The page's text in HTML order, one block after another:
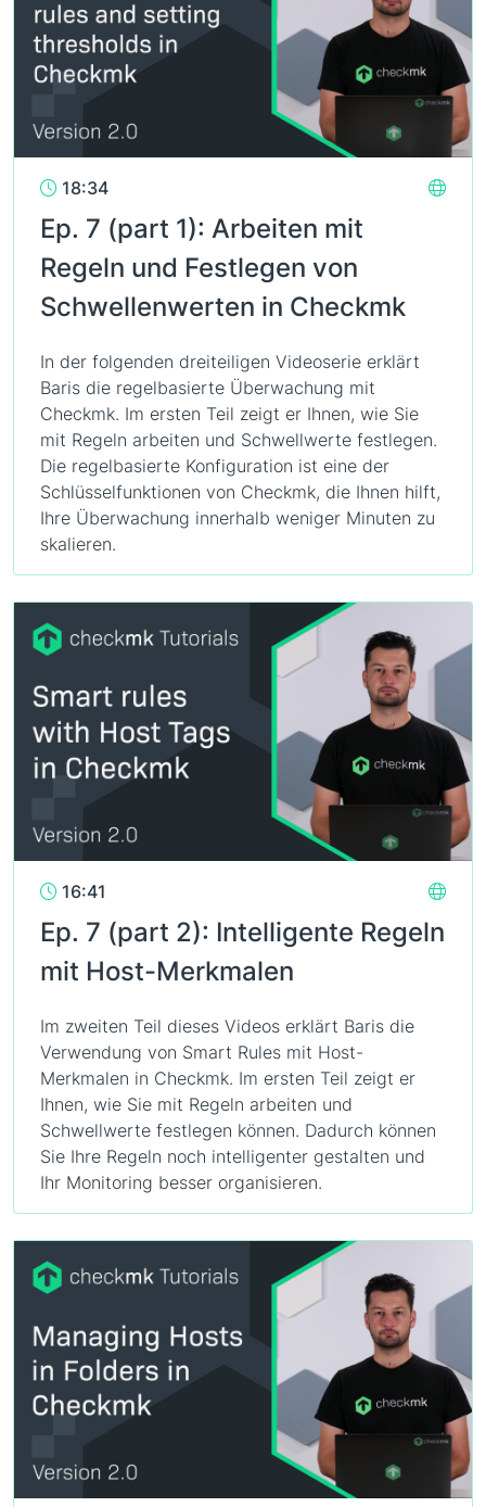
18:34
Ep. 7 (part 1): Arbeiten mit
Regeln und Festlegen von
Schwellenwerten in Checkmk
In der folgenden dreiteiligen Videoserie erklärt
Baris die regelbasierte Überwachung mit
Checkmk. Im ersten Teil zeigt er Ihnen, wie Sie
mit Regeln arbeiten und Schwellwerte festlegen.
Die regelbasierte Konfiguration ist eine der
Schlüsselfunktionen von Checkmk, die Ihnen hilft,
Ihre Überwachung innerhalb weniger Minuten zu
skalieren.
16:41
Ep. 7 (part 2): Intelligente Regeln
mit Host-Merkmalen
Im zweiten Teil dieses Videos erklärt Baris die
Verwendung von Smart Rules mit Host-
Merkmalen in Checkmk. Im ersten Teil zeigt er
Ihnen, wie Sie mit Regeln arbeiten und
Schwellwerte festlegen können. Dadurch können
Sie Ihre Regeln noch intelligenter gestalten und
Ihr Monitoring besser organisieren.